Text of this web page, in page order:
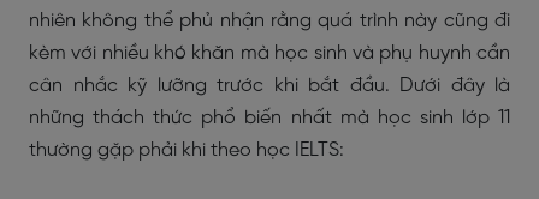
nhiên không thể phủ nhận rằng quá trình này cũng đi
kèm với nhiều khó khăn mà học sinh và phụ huynh cần
cân nhắc kỹ lưỡng trước khi bắt đầu. Dưới đây là
những thách thức phổ biến nhất mà học sinh lớp 11
thường gặp phải khi theo học IELTS: